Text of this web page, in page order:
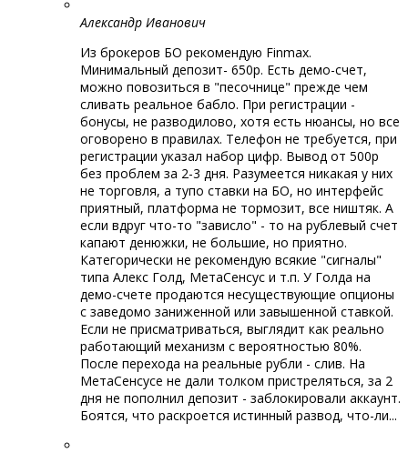
Александр Иванович
Из брокеров БО рекомендую Finmax.
Минимальный депозит- 650р. Есть демо-счет,
можно повозиться в "песочнице" прежде чем
сливать реальное бабло. При регистрации -
бонусы, не разводилово, хотя есть нюансы, но все
оговорено в правилах. Телефон не требуется, при
регистрации указал набор цифр. Вывод от 500р
без проблем за 2-3 дня. Разумеется никакая у них
не торговля, а тупо ставки на БО, но интерфейс
приятный, платформа не тормозит, все ништяк. А
если вдруг что-то "зависло" - то на рублевый счет
капают денюжки, не большие, но приятно.
Категорически не рекомендую всякие "сигналы"
типа Алекс Голд, МетаСенсус и т.п. У Голда на
демо-счете продаются несуществующие опционы
с заведомо заниженной или завышенной ставкой.
Если не присматриваться, выглядит как реально
работающий механизм с вероятностью 80%.
После перехода на реальные рубли - слив. На
МетаСенсусе не дали толком пристреляться, за 2
дня не пополнил депозит - заблокировали аккаунт.
Боятся, что раскроется истинный развод, что-ли...